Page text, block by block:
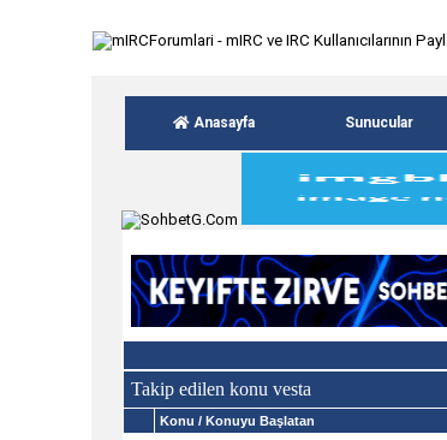
Anasayfa Sunucular
Takip edilen konu vesta
Konu / Konuyu Başlatan